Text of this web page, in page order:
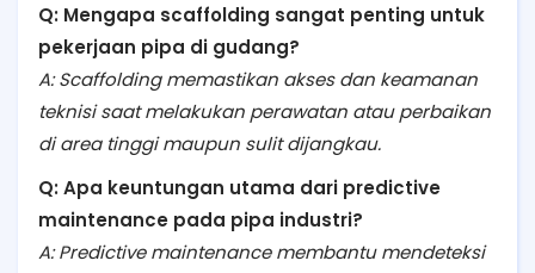
Q: Mengapa scaffolding sangat penting untuk
pekerjaan pipa di gudang?
A: Scaffolding memastikan akses dan keamanan
teknisi saat melakukan perawatan atau perbaikan
di area tinggi maupun sulit dijangkau.
Q: Apa keuntungan utama dari predictive
maintenance pada pipa industri?
A: Predictive maintenance membantu mendeteksi